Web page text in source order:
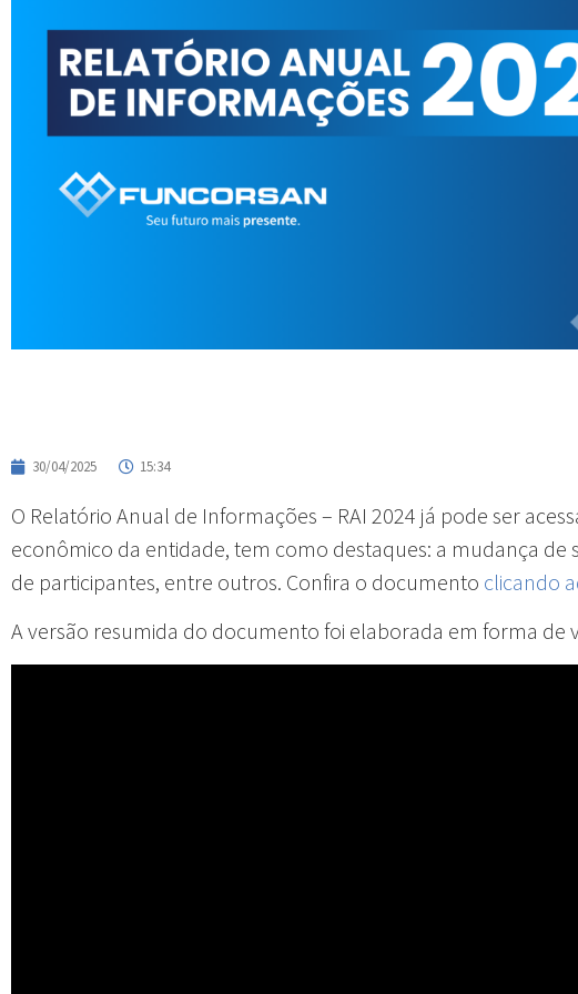
30/04/2025 15:34
O Relatório Anual de Informações – RAI 2024 já pode ser
econômico da entidade, tem como destaques: a mudança
de participantes, entre outros. Confira o documento clicando
A versão resumida do documento foi elaborada em forma de